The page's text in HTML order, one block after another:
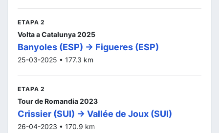
ETAPA 2
Volta a Catalunya 2025
Banyoles (ESP) -> Figueres (ESP)
25-03-2025 • 177.3 km
ETAPA 2
Tour de Romandia 2023
Crissier (SUI) -> Vallée de Joux (SUI)
26-04-2023 • 170.9 km